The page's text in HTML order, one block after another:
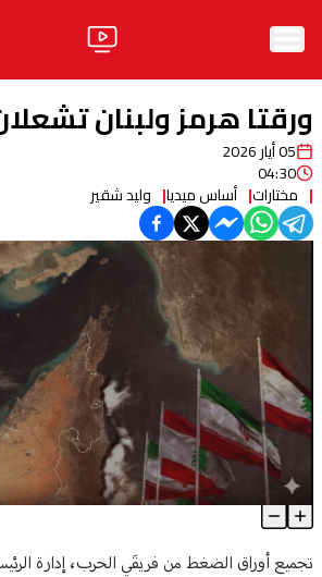
الأخبار
ثقافة ومجتمع
منوعات
آراء
فيديو
مواقف
وليد جنبلاطالحزب
ابحث
ورقتا هرمز ولبنان
05 أيار 2026
04:30
مختارات أساس ميديا وليد شقير
ورقتا هرمز ولبنان تشعلان الحرب؟
Article Content
تجميع أوراق الضغط من فريقَي الحرب، إدارة